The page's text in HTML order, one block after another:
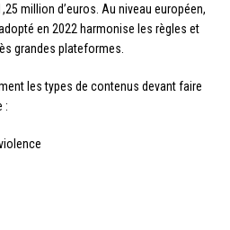
million d’euros. Au niveau européen,
en 2022 harmonise les règles et
grandes plateformes.
les types de contenus devant faire
: